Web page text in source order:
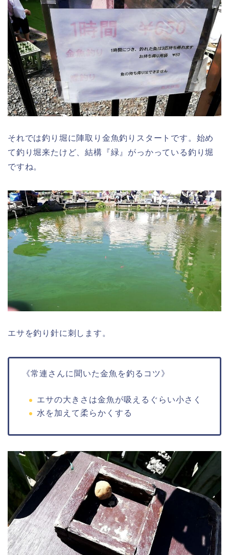
それでは釣り堀に陣取り金魚釣りスタートです。始め
て釣り堀来たけど、結構『緑』がっかっている釣り堀
ですね。
エサを釣り針に刺します。
《常連さんに聞いた金魚を釣るコツ》
エサの大きさは金魚が吸えるぐらい小さく
水を加えて柔らかくする